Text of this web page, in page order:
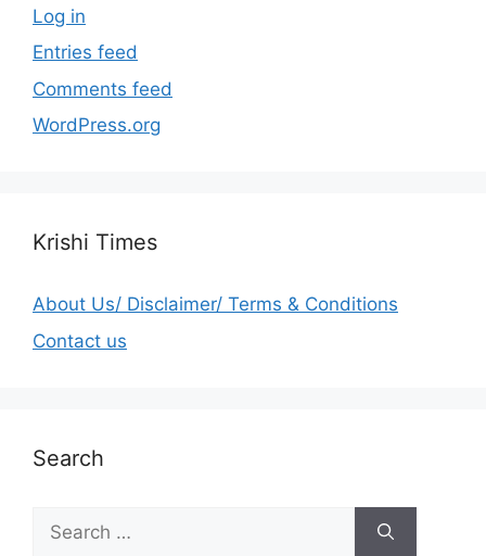
Log in
Entries feed
Comments feed
WordPress.org
Krishi Times
About Us/ Disclaimer/ Terms & Conditions
Contact us
Search